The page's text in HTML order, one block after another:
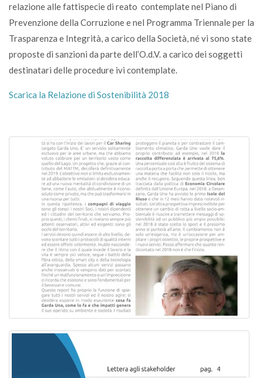
relazione alle fattispecie di reato contemplate nel Piano di
Prevenzione della Corruzione e nel Programma Triennale per la
Trasparenza e Integrità, a carico della Società, né vi sono state
proposte di sanzioni da parte dell’O.d.V. a carico dei soggetti
destinatari delle procedure ivi contemplate.
Scarica la Relazione di Sostenibilità 2018